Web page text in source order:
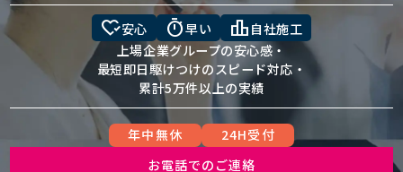
heart_check安心 timer早い leaderboard 自社施工
上場企業グループの安心感・
最短即日駆けつけのスピード対応・
累計5万件以上の実績
年中無休
24H受付
お電話でのご連絡